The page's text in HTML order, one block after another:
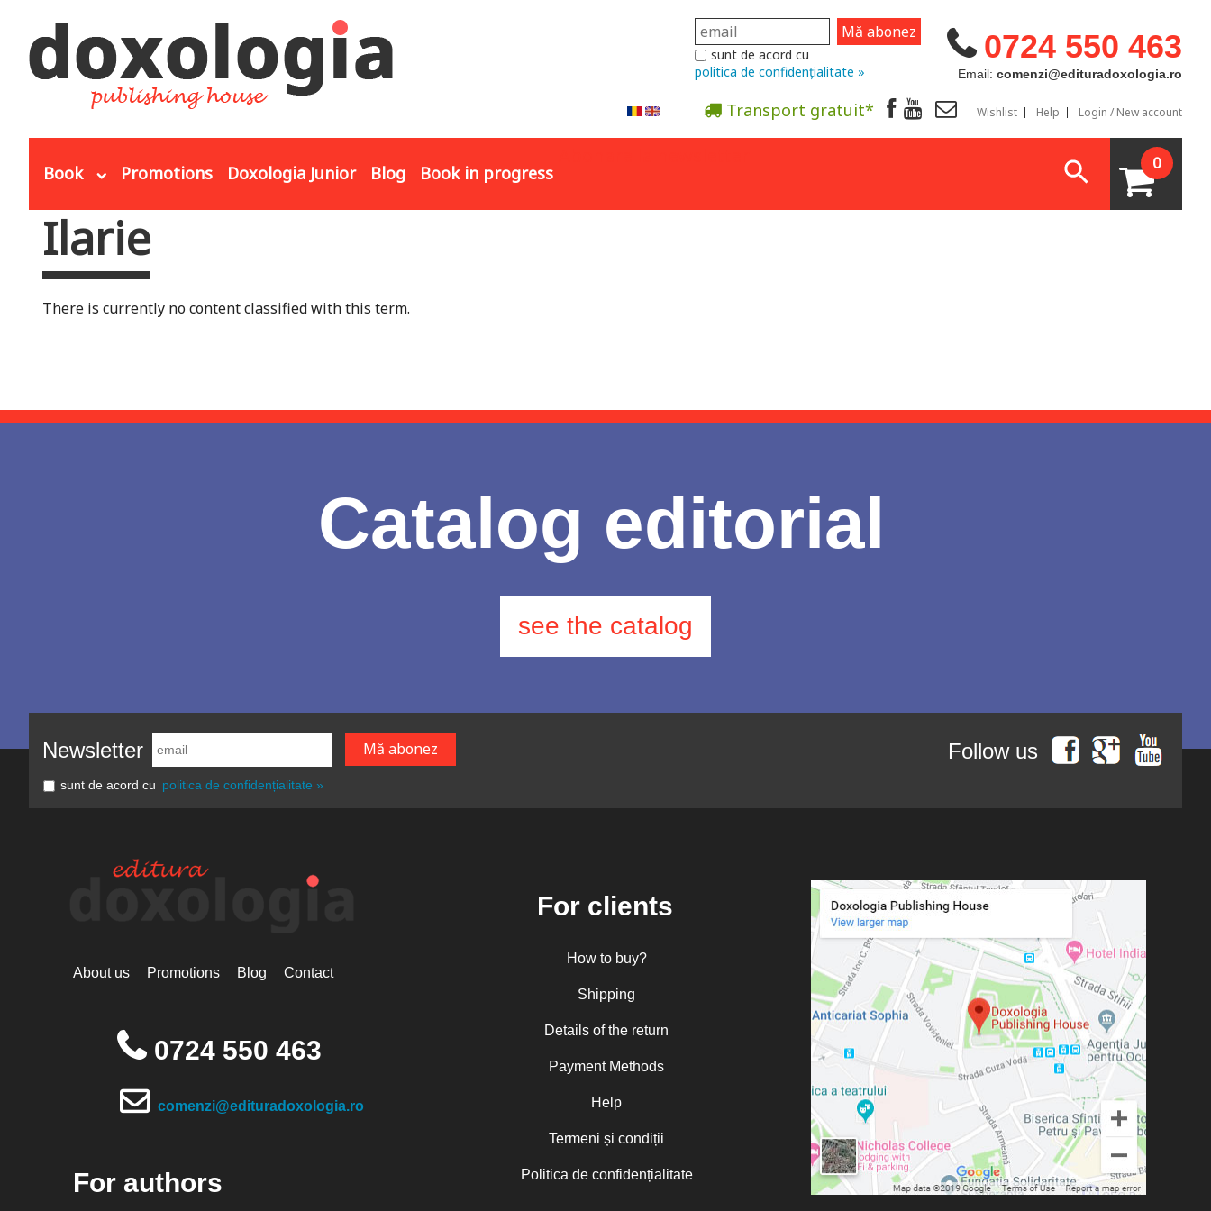
0724 550 463
Email: comenzi@edituradoxologia.ro
sunt de acord cu
politica de confidențialitate »
Transport gratuit* Wishlist Help Login / New account
Book Promotions Doxologia Junior Blog Book in progress 0
You are here
Ilarie
There is currently no content classified with this term.
Catalog editorial
see the catalog
Newsletter
sunt de acord cu politica de confidențialitate »
Follow us
About us Promotions Blog Contact
0724 550 463
comenzi@edituradoxologia.ro
For authors
For clients
How to buy?
Shipping
Details of the return
Payment Methods
Help
Termeni și condiții
Politica de confidențialitate